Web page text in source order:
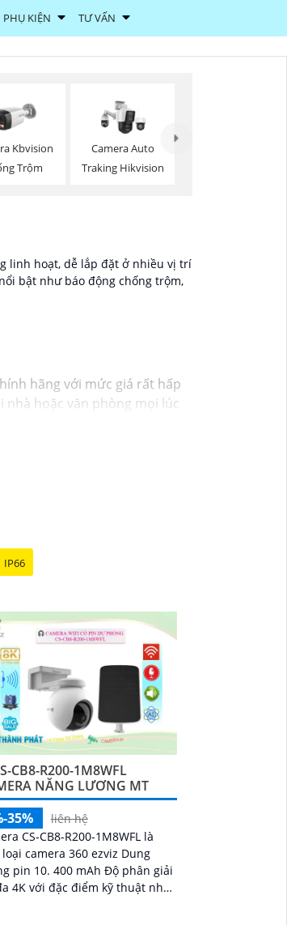
PHỤ KIỆN TƯ VẤN
Kbvision
Trộm
Camera Auto
Traking Hikvision
linh hoạt, dễ lắp đặt ở nhiều vị trí
bật như báo động chống trộm,
hãng với mức giá rất hấp
nhà hoặc văn phòng mọi lúc
động một cách dễ dàng.
IP66
CB8-R200-1M8WFL
NĂNG LƯƠNG MT
35%
liên hệ
CS-CB8-R200-1M8WFL là
camera 360 ezviz Dung
pin 10. 400 mAh Độ phân giải
4K với đặc điểm kỹ thuật như